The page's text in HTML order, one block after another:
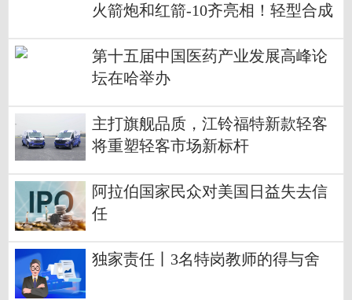
火箭炮和红箭-10齐亮相！轻型合成
第十五届中国医药产业发展高峰论
坛在哈举办
主打旗舰品质，江铃福特新款轻客
将重塑轻客市场新标杆
阿拉伯国家民众对美国日益失去信
任
独家责任丨3名特岗教师的得与舍